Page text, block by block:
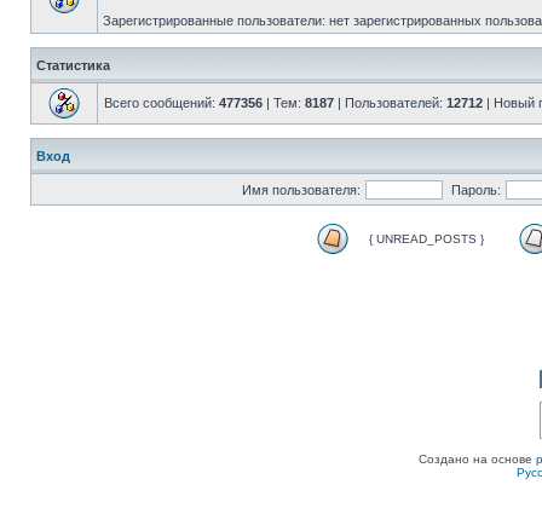
Зарегистрированные пользователи: нет зарегистрированных
Статистика
Всего сообщений: 477356 | Тем: 8187 | Пользователей: 12712 | Новый
Вход
Имя пользователя: Пароль:
{ UNREAD_POSTS }
Создано на основе